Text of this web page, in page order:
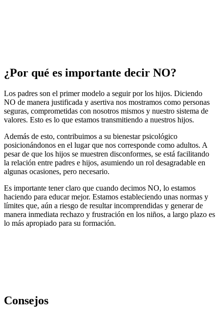
¿Por qué es importante decir NO?
Los padres son el primer modelo a seguir por los hijos. Diciendo
NO de manera justificada y asertiva nos mostramos como personas
seguras, comprometidas con nosotros mismos y nuestro sistema de
valores. Esto es lo que estamos transmitiendo a nuestros hijos.
Además de esto, contribuimos a su bienestar psicológico
posicionándonos en el lugar que nos corresponde como adultos. A
pesar de que los hijos se muestren disconformes, se está facilitando
la relación entre padres e hijos, asumiendo un rol desagradable en
algunas ocasiones, pero necesario.
Es importante tener claro que cuando decimos NO, lo estamos
haciendo para educar mejor. Estamos estableciendo unas normas y
límites que, aún a riesgo de resultar incomprendidas y generar de
manera inmediata rechazo y frustración en los niños, a largo plazo es
lo más apropiado para su formación.
Consejos